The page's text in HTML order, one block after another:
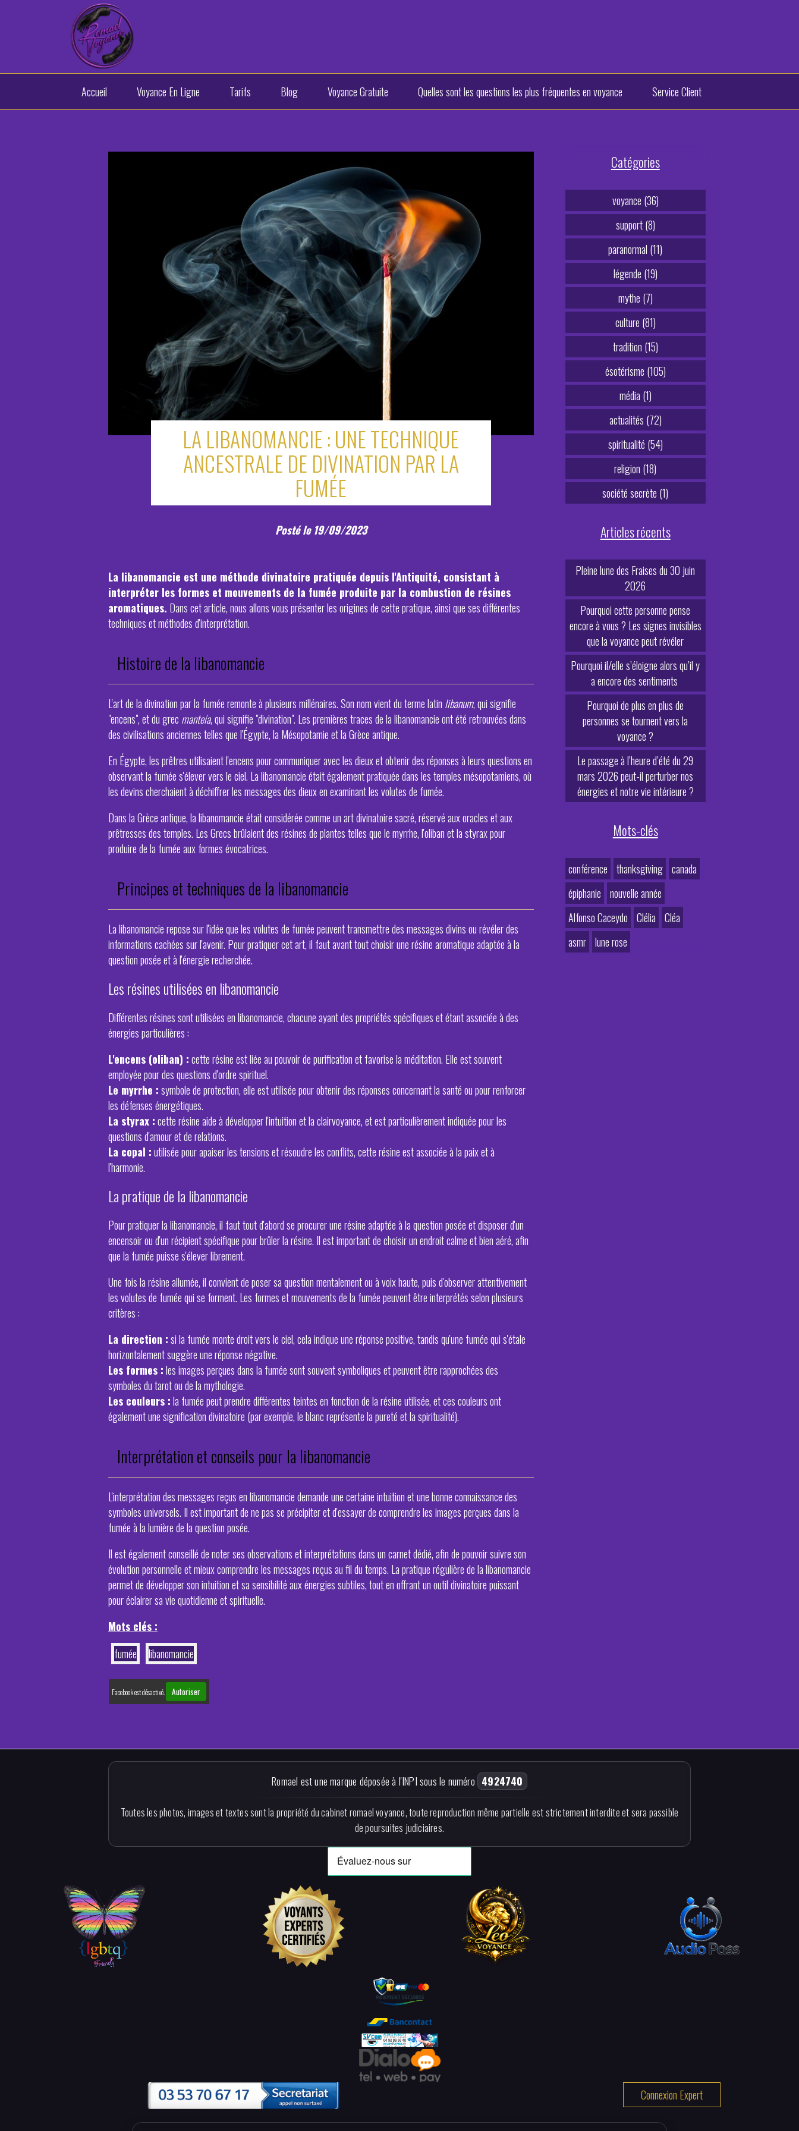
Accueil Voyance En Ligne Tarifs Blog Voyance Gratuite Quelles sont les questions les plus fréquentes en voyance Service Client
LA LIBANOMANCIE : UNE TECHNIQUE
ANCESTRALE DE DIVINATION PAR LA
FUMÉE
Posté le 19/09/2023
La libanomancie est une méthode divinatoire pratiquée depuis l'Antiquité, consistant à
interpréter les formes et mouvements de la fumée produite par la combustion de résines
aromatiques. Dans cet article, nous allons vous présenter les origines de cette pratique, ainsi que ses différentes
techniques et méthodes d'interprétation.
Histoire de la libanomancie
L'art de la divination par la fumée remonte à plusieurs millénaires. Son nom vient du terme latin libanum, qui signifie
"encens", et du grec manteía, qui signifie "divination". Les premières traces de la libanomancie ont été retrouvées dans
des civilisations anciennes telles que l'Égypte, la Mésopotamie et la Grèce antique.
En Égypte, les prêtres utilisaient l'encens pour communiquer avec les dieux et obtenir des réponses à leurs questions en
observant la fumée s'élever vers le ciel. La libanomancie était également pratiquée dans les temples mésopotamiens, où
les devins cherchaient à déchiffrer les messages des dieux en examinant les volutes de fumée.
Dans la Grèce antique, la libanomancie était considérée comme un art divinatoire sacré, réservé aux oracles et aux
prêtresses des temples. Les Grecs brûlaient des résines de plantes telles que le myrrhe, l'oliban et la styrax pour
produire de la fumée aux formes évocatrices.
Principes et techniques de la libanomancie
La libanomancie repose sur l'idée que les volutes de fumée peuvent transmettre des messages divins ou révéler des
informations cachées sur l'avenir. Pour pratiquer cet art, il faut avant tout choisir une résine aromatique adaptée à la
question posée et à l'énergie recherchée.
Les résines utilisées en libanomancie
Différentes résines sont utilisées en libanomancie, chacune ayant des propriétés spécifiques et étant associée à des
énergies particulières :
L'encens (oliban) :cette résine est liée au pouvoir de purification et favorise la méditation. Elle est souvent
employée pour des questions d'ordre spirituel.
Le myrrhe :symbole de protection, elle est utilisée pour obtenir des réponses concernant la santé ou pour renforcer
les défenses énergétiques.
La styrax :cette résine aide à développer l'intuition et la clairvoyance, et est particulièrement indiquée pour les
questions d'amour et de relations.
La copal :utilisée pour apaiser les tensions et résoudre les conflits, cette résine est associée à la paix et à
l'harmonie.
La pratique de la libanomancie
Pour pratiquer la libanomancie, il faut tout d'abord se procurer une résine adaptée à la question posée et disposer d'un
encensoir ou d'un récipient spécifique pour brûler la résine. Il est important de choisir un endroit calme et bien aéré, afin
que la fumée puisse s'élever librement.
Une fois la résine allumée, il convient de poser sa question mentalement ou à voix haute, puis d'observer attentivement
les volutes de fumée qui se forment. Les formes et mouvements de la fumée peuvent être interprétés selon plusieurs
critères :
La direction :si la fumée monte droit vers le ciel, cela indique une réponse positive, tandis qu'une fumée qui s'étale
horizontalement suggère une réponse négative.
Les formes :les images perçues dans la fumée sont souvent symboliques et peuvent être rapprochées des
symboles du tarot ou de la mythologie.
Les couleurs :la fumée peut prendre différentes teintes en fonction de la résine utilisée, et ces couleurs ont
également une signification divinatoire (par exemple, le blanc représente la pureté et la spiritualité).
Interprétation et conseils pour la libanomancie
L'interprétation des messages reçus en libanomancie demande une certaine intuition et une bonne connaissance des
symboles universels. Il est important de ne pas se précipiter et d'essayer de comprendre les images perçues dans la
fumée à la lumière de la question posée.
Il est également conseillé de noter ses observations et interprétations dans un carnet dédié, afin de pouvoir suivre son
évolution personnelle et mieux comprendre les messages reçus au fil du temps. La pratique régulière de la libanomancie
permet de développer son intuition et sa sensibilité aux énergies subtiles, tout en offrant un outil divinatoire puissant
pour éclairer sa vie quotidienne et spirituelle.
Mots clés :
fumée
libanomancie
Facebook est désactivé. Autoriser
Catégories
voyance (36)
support (8)
paranormal (11)
légende (19)
mythe (7)
culture (81)
tradition (15)
ésotérisme (105)
média (1)
actualités (72)
spiritualité (54)
religion (18)
société secrète (1)
Articles récents
Pleine lune des Fraises du 30 juin
2026
Pourquoi cette personne pense
encore à vous ? Les signes invisibles
que la voyance peut révéler
Pourquoi il/elle s’éloigne alors qu’il y
a encore des sentiments
Pourquoi de plus en plus de
personnes se tournent vers la
voyance ?
Le passage à l’heure d’été du 29
mars 2026 peut-il perturber nos
énergies et notre vie intérieure ?
Mots-clés
conférence thanksgiving canada
épiphanie
nouvelle année
Alfonso Caceydo
Clélia
Cléa
asmr lune rose
Romael est une marque déposée à l'INPI sous le numéro 4924740
Toutes les photos, images et textes sont la propriété du cabinet romael voyance, toute reproduction même partielle est strictement interdite et sera passible
de poursuites judiciaires.
Connexion Expert
Panneau de gestion des cookies